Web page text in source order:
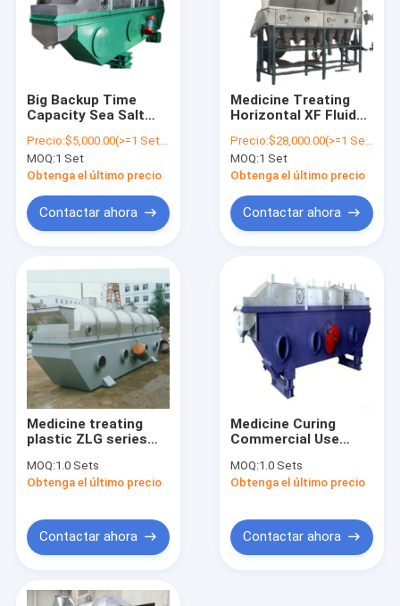
Sobre nosotros
Contacto
Secador en lecho fluidificado continuo
Secador de espray en lecho fluidificado
Secador en lecho fluidificado horizontal
Secador en lecho fluidificado vibrante
Secador de lecho con líquido portador
Secador de lecho de líquido estático
Una máquina más seca de la cama flúida
Un granulador más seco de la cama flúida
equipo de la cama flúida
Big Backup Time
Capacity Sea Salt
Machine Salt Dryer
Precio:$5,000.00(>=1 Sets)
MOQ:1 Set
Obtenga el último precio
Contactar ahora
Medicine Treating
Horizontal XF Fluid
Precio:$28,000.00(>=1 Sets)
MOQ:1 Set
Obtenga el último precio
Contactar ahora
Medicine treating
plastic ZLG series
vibrating fluid bed
dryer, fluid bed dryer
MOQ:1.0 Sets
Obtenga el último precio
Contactar ahora
Medicine Curing
Commercial Use
Continuous Vibrating
Fluid Bed Dryer Drying
MOQ:1.0 Sets
Obtenga el último precio
Contactar ahora